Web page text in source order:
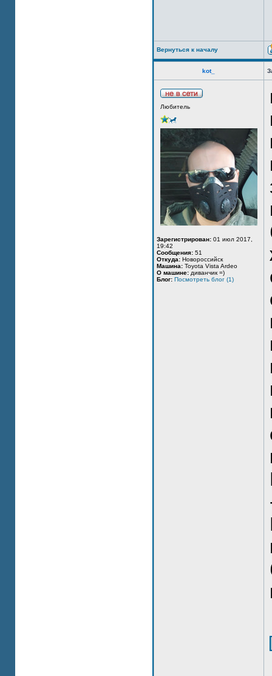
Вернуться к началу
kot_
Любитель
Зарегистрирован: 01 июл 2017,
19:42
Сообщения: 51
Откуда: Новороссийск
Машина: Toyota Vista Ardeo
О машине: диванчик =)
Блог: Посмотреть блог (1)